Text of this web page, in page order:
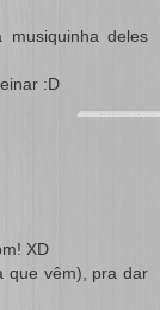
deles
:D
XD
que vêm), pra dar